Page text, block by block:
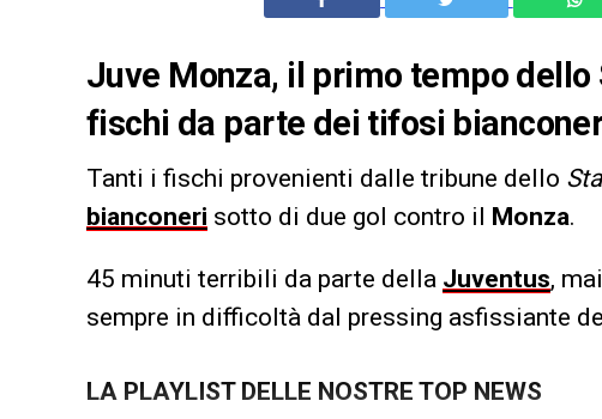
Juve Monza, il primo tempo
fischi da parte dei tifosi
Tanti i fischi provenienti dalle tribune dello
bianconeri sotto di due gol contro il Monza.
45 minuti terribili da parte della Juventus,
sempre in difficoltà dal pressing asfissiante
LA PLAYLIST DELLE NOSTRE TOP NEWS